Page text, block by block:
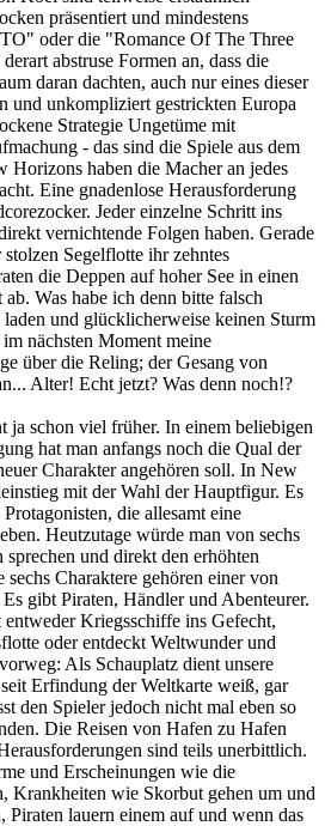
präsentiert und mindestens
oder die "Romance Of The Three
abstruse Formen an, dass die
daran dachten, auch nur eines dieser
und unkompliziert gestrickten Europa
Strategie Ungetüme mit
- das sind die Spiele aus dem
Horizons haben die Macher an jedes
Eine gnadenlose Herausforderung
Jeder einzelne Schritt ins
vernichtende Folgen haben. Gerade
Segelflotte ihr zehntes
die Deppen auf hoher See in einen
Was habe ich denn bitte falsch
und glücklicherweise keinen Sturm
nächsten Moment meine
über die Reling; der Gesang von
Alter! Echt jetzt? Was denn noch!?
ja schon viel früher. In einem beliebigen
hat man anfangs noch die Qual der
Charakter angehören soll. In New
mit der Wahl der Hauptfigur. Es
die allesamt eine
Heutzutage würde man von sechs
und direkt den erhöhten
Charaktere gehören einer von
gibt Piraten, Händler und Abenteurer.
Kriegsschiffe ins Gefecht,
oder entdeckt Weltwunder und
Als Schauplatz dient unsere
Erfindung der Weltkarte weiß, gar
den Spieler jedoch nicht mal eben so
Die Reisen von Hafen zu Hafen
sind teils unerbittlich.
und Erscheinungen wie die
Krankheiten wie Skorbut gehen um und
Piraten lauern einem auf und wenn das